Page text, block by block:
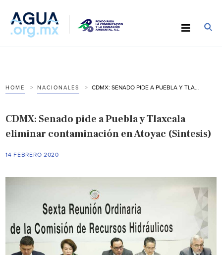
HOME NACIONALES
CDMX: Senado pide a Puebla y Tlaxcala
eliminar contaminación en Atoyac (Sintesis)
14 FEBRERO 2020